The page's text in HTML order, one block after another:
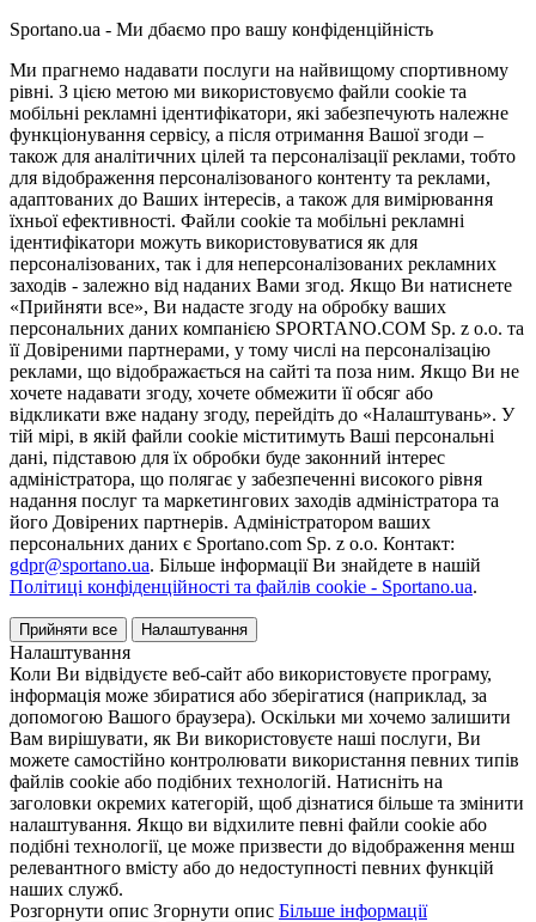
Sportano.ua - Ми дбаємо про вашу конфіденційність
Ми прагнемо надавати послуги на найвищому спортивному
рівні. З цією метою ми використовуємо файли cookie та
мобільні рекламні ідентифікатори, які забезпечують належне
функціонування сервісу, а після отримання Вашої згоди –
також для аналітичних цілей та персоналізації реклами, тобто
для відображення персоналізованого контенту та реклами,
адаптованих до Ваших інтересів, а також для вимірювання
їхньої ефективності. Файли cookie та мобільні рекламні
ідентифікатори можуть використовуватися як для
персоналізованих, так і для неперсоналізованих рекламних
заходів - залежно від наданих Вами згод. Якщо Ви натиснете
«Прийняти все», Ви надасте згоду на обробку ваших
персональних даних компанією SPORTANO.COM Sp. z o.o. та
її Довіреними партнерами, у тому числі на персоналізацію
реклами, що відображається на сайті та поза ним. Якщо Ви не
хочете надавати згоду, хочете обмежити її обсяг або
відкликати вже надану згоду, перейдіть до «Налаштувань». У
тій мірі, в якій файли cookie міститимуть Ваші персональні
дані, підставою для їх обробки буде законний інтерес
адміністратора, що полягає у забезпеченні високого рівня
надання послуг та маркетингових заходів адміністратора та
його Довірених партнерів. Адміністратором ваших
персональних даних є Sportano.com Sp. z o.o. Контакт:
gdpr@sportano.ua. Більше інформації Ви знайдете в нашій
Політиці конфіденційності та файлів cookie - Sportano.ua.
Прийняти все Налаштування
Налаштування
Коли Ви відвідуєте веб-сайт або використовуєте програму,
інформація може збиратися або зберігатися (наприклад, за
допомогою Вашого браузера). Оскільки ми хочемо залишити
Вам вирішувати, як Ви використовуєте наші послуги, Ви
можете самостійно контролювати використання певних типів
файлів cookie або подібних технологій. Натисніть на
заголовки окремих категорій, щоб дізнатися більше та змінити
налаштування. Якщо ви відхилите певні файли cookie або
подібні технології, це може призвести до відображення менш
релевантного вмісту або до недоступності певних функцій
наших служб.
Розгорнути опис Згорнути опис Більше інформації